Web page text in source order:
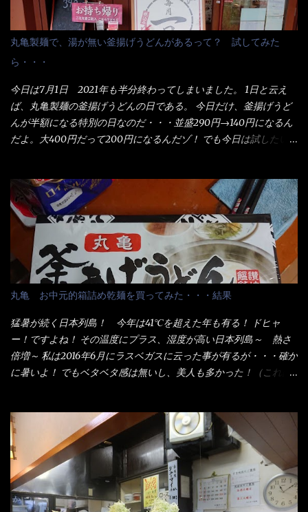
丸亀製麺で、湯が無い釜揚げうどんがあるって？ 試してみた
ら・・・
今日は7月1日 2021年も半分終わってしまいました。 1日と云え
ば、丸亀製麺の釜揚げうどんの日である。 今日だけ、釜揚げうど
んが半額になる特別の日なのだ・・・並盛290円→140円になるん
だよ。大400円だって200円になるんだゾ！ でも今日は試したい
でる～ でもコレって食べきるまで湯に浸かっているわけで、最
初と最後では麺の固さというかコシが違う！ だったら湯なんか要
らないじゃん！ 茹で上げ直後の麺だけいいよ！となるでしょ
う。 事前にググって調べたら、やっぱり＜湯無し＞注文は、裏注
文方法としてあるらしい。 それと店員によっては、理解出来ない
者も居るらしい云う事。 そこでランチ混雑前に、行くのが店への
配慮でもある。 11:20 店内に入り・・・『釜揚げうどん得を湯ナ
シで！』と注文したら、近場にいたオッサン店員はキョトンとし
た顔『湯なし？』（これだ全く理解していないな） すると茹で方
の若い女性店員が『いい！いい！！』とオッサンを向こうへやっ
た。 でサッサと、木桶を用意してうどんだけ入れて出して来まし
た。 な～るほど、この事か・・・ で今日の2021年後半1回目のサ
＞サイズを食べられるか？である。 前回も、大しか食べていない
からね、得がどれくらいの満腹度になるのか？ この得サイズの木
桶は、銭湯で使う洗い桶サイズだなぁ～ この木桶サイズに、満々
と湯が注がれていたら食べ進むうちに、麺が伸びてしまうだろ
う。 これなら茹で上がった直後のままで、食べ進められるじゃな
いか！ 別皿で、葱と天かすを満タンに用意して、山葵も2つ。 そ
丸亀 お中元的箱詰め乾麺を買ってみた・・・結果
猛暑が続く日本列島！ 今年は41℃を超えた年も有る！ ドヒャ
ー！ですよね！ その温度にプラス、湿度が高い日本列島～ 熱さ
倍増～ 私は2016年6月にラスベガスに云った事が有るが・・・確か
に暑いよ！ でもベタベタ感は無いし、美人も多かった！（これは
中元は、丁度お盆の夏場に日頃お世話になっている方への＜ご挨
拶＞としての贈り物の習慣です。 今では、大分廃れてしまってい
るかと・・・小生もお中元やお歳暮など送った事は無い！（キッ
パリ） まぁ～この慣習が残っているのは、官公庁や超大手企業戦
士（昇進目的）などの世界でしょう。 要は、ゴマスリ・・・てな
感じかな。 丸亀製麺と云えば、大阪誕生→全国区（北海道と沖縄